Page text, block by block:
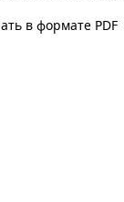
в формате PDF